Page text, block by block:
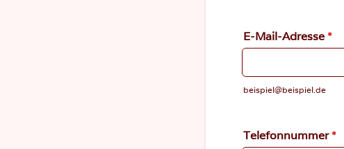
E-Mail-Adresse *
beispiel@beispiel.de
Telefonnummer *